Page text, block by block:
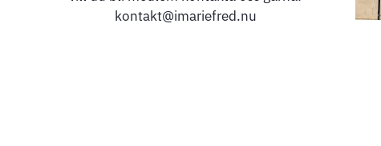
kontakt@imariefred.nu